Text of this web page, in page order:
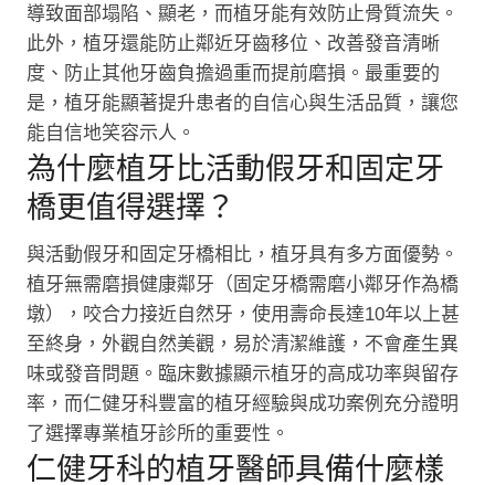
導致面部塌陷、顯老，而植牙能有效防止骨質流失。
此外，植牙還能防止鄰近牙齒移位、改善發音清晰
度、防止其他牙齒負擔過重而提前磨損。最重要的
是，植牙能顯著提升患者的自信心與生活品質，讓您
能自信地笑容示人。
為什麼植牙比活動假牙和固定牙
橋更值得選擇？
與活動假牙和固定牙橋相比，植牙具有多方面優勢。
植牙無需磨損健康鄰牙（固定牙橋需磨小鄰牙作為橋
墩），咬合力接近自然牙，使用壽命長達10年以上甚
至終身，外觀自然美觀，易於清潔維護，不會產生異
味或發音問題。臨床數據顯示植牙的高成功率與留存
率，而仁健牙科豐富的植牙經驗與成功案例充分證明
了選擇專業植牙診所的重要性。
仁健牙科的植牙醫師具備什麼樣